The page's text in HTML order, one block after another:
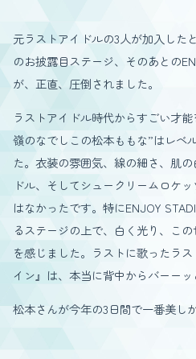
元ラストアイドルの3人が加入した
のお披露目ステージ、そのあとの
が、正直、圧倒されました。
ラストアイドル時代からすごい才
嶺のなでしこの松本ももな”はレベ
た。衣装の雰囲気、線の細さ、肌
ドル、そしてシュークリームロケ
はなかったです。特にENJOY
るステージの上で、白く光り、こ
を感じました。ラストに歌ったラ
イン』は、本当に背中からバーーッ
松本さんが今年の3日間で一番美し